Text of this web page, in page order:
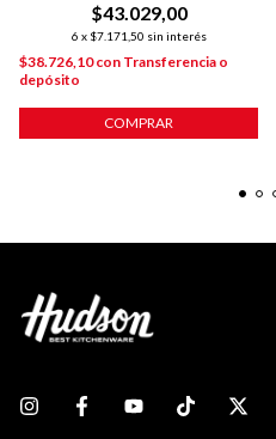
$43.029,00
6 x $7.171,50 sin interés
$38.726,10con Transferencia o
depósito
COMPRAR